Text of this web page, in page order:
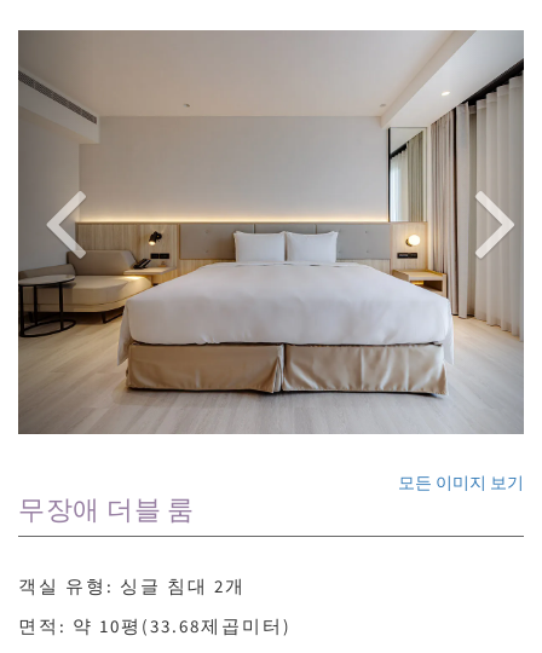
모든 이미지 보기
무장애 더블 룸
객실 유형: 싱글 침대 2개
면적: 약 10평(33.68제곱미터)